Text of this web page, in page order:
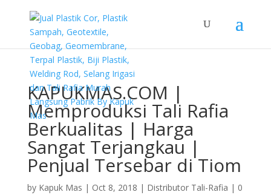
KAPUKMAS.COM |
Memproduksi Tali Rafia
Berkualitas | Harga
Sangat Terjangkau |
Penjual Tersebar di Tiom
by Kapuk Mas | Oct 8, 2018 | Distributor Tali-Rafia | 0